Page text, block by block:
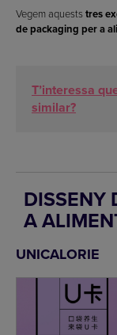
Vegem aquests tres
de packaging per a
T’interessa
similar?
DISSENY
A
UNICALORIE